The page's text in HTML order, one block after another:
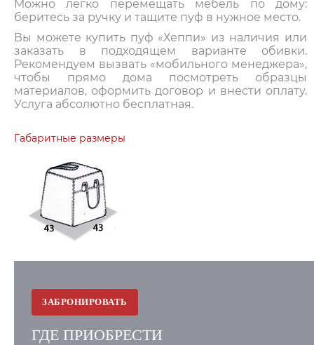
Можно легко перемещать мебель по дому:
беритесь за ручку и тащите пуф в нужное место.
Вы можете купить пуф «Хеппи» из наличия или
заказать в подходящем варианте обивки.
Рекомендуем вызвать «мобильного менеджера»,
чтобы прямо дома посмотреть образцы
материалов, оформить договор и внести оплату.
Услуга абсолютно бесплатная.
Габаритные размеры
ЗАБРОНИРОВАТЬ
ГДЕ ПРИОБРЕСТИ